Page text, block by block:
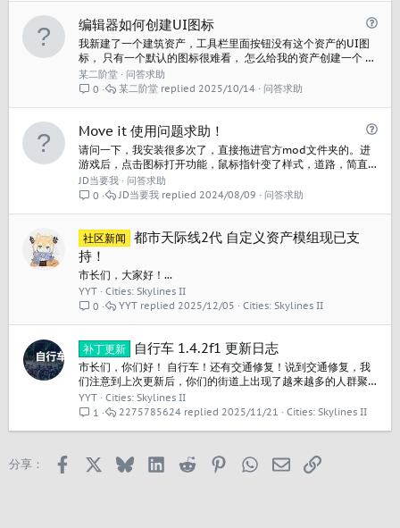
问
编辑器如何创建UI图标
我新建了一个建筑资产，工具栏里面按钮没有这个资产的UI图
标， 只有一个默认的图标很难看， 怎么给我的资产创建一个 图
标？
某二阶堂
问答求助
0
问答求助
2025/10/14
某二阶堂
问
Move it 使用问题求助！
请问一下，我安装很多次了，直接拖进官方mod文件夹的。进
游戏后，点击图标打开功能，鼠标指针变了样式，道路，简直
也能被点选，但是什么都做不料.....道路的线和圈，点了拖动，
左键右键，全是了什么都没发生，也不能移动任何物体，这是
JD当要我
问答求助
0
问答求助
2024/08/09
JD当要我
社区新闻
都市天际线2代 自定义资产模组现已支
持！
市长们，大家好！...
YYT
Cities: Skylines II
0
Cities: Skylines II
2025/12/05
YYT
补丁更新 自行车 1.4.2f1 更新日志
市长们，你们好！ 自行车！还有交通修复！说到交通修复，我
们注意到上次更新后，你们的街道上出现了越来越多的人群聚
集，因此这次加入了一些平衡性调整，以缓解行人交通压力。
如果你还没有看过我们昨天发布的详细介绍“自行车”的开发日
车、电动滑板车、自行车头盔...
YYT
Cities: Skylines II
1
Cities: Skylines II
2025/11/21
2275785624
分享： Facebook BlueskyLinkedIn
Reddit PinterestWhatsApp
邮箱 链接